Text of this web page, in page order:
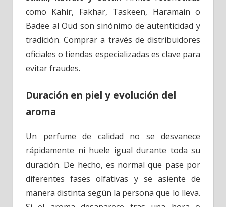
como Kahir, Fakhar, Taskeen, Haramain o
Badee al Oud son sinónimo de autenticidad y
tradición. Comprar a través de distribuidores
oficiales o tiendas especializadas es clave para
evitar fraudes.
Duración en piel y evolución del
aroma
Un perfume de calidad no se desvanece
rápidamente ni huele igual durante toda su
duración. De hecho, es normal que pase por
diferentes fases olfativas y se asiente de
manera distinta según la persona que lo lleva.